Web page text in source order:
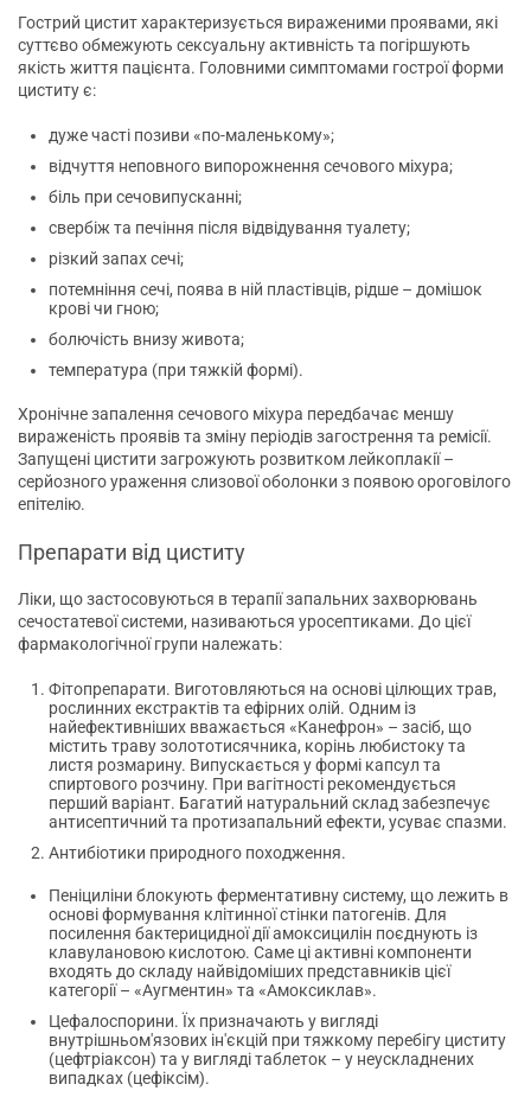
Гострий цистит характеризується вираженими проявами, які
суттєво обмежують сексуальну активність та погіршують
якість життя пацієнта. Головними симптомами гострої форми
циститу є:
дуже часті позиви «по-маленькому»;
відчуття неповного випорожнення сечового міхура;
біль при сечовипусканні;
свербіж та печіння після відвідування туалету;
різкий запах сечі;
потемніння сечі, поява в ній пластівців, рідше – домішок
крові чи гною;
болючість внизу живота;
температура (при тяжкій формі).
Хронічне запалення сечового міхура передбачає меншу
вираженість проявів та зміну періодів загострення та ремісії.
Запущені цистити загрожують розвитком лейкоплакії –
серйозного ураження слизової оболонки з появою ороговілого
епітелію.
Препарати від циститу
Ліки, що застосовуються в терапії запальних захворювань
сечостатевої системи, називаються уросептиками. До цієї
фармакологічної групи належать:
Фітопрепарати. Виготовляються на основі цілющих трав,
рослинних екстрактів та ефірних олій. Одним із
найефективніших вважається «Канефрон» – засіб, що
містить траву золототисячника, корінь любистоку та
листя розмарину. Випускається у формі капсул та
спиртового розчину. При вагітності рекомендується
перший варіант. Багатий натуральний склад забезпечує
антисептичний та протизапальний ефекти, усуває спазми.
Антибіотики природного походження.
Пеніциліни блокують ферментативну систему, що лежить в
основі формування клітинної стінки патогенів. Для
посилення бактерицидної дії амоксицилін поєднують із
клавулановою кислотою. Саме ці активні компоненти
входять до складу найвідоміших представників цієї
категорії – «Аугментин» та «Амоксиклав».
Цефалоспорини. Їх призначають у вигляді
внутрішньом'язових ін'єкцій при тяжкому перебігу циститу
(цефтріаксон) та у вигляді таблеток – у неускладнених
випадках (цефіксім).